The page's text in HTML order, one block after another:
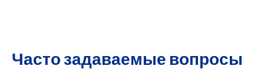
Часто задаваемые вопросы